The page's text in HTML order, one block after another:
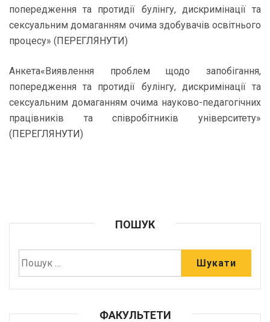
попередження та протидії булінгу, дискримінації та
сексуальним домаганням очима здобувачів освітнього
процесу» (ПЕРЕГЛЯНУТИ)
Анкета«Виявлення проблем щодо запобігання,
попередження та протидії булінгу, дискримінації та
сексуальним домаганням очима науково-педагогічних
працівників та співробітників університету»
(ПЕРЕГЛЯНУТИ)
ПОШУК
ФАКУЛЬТЕТИ